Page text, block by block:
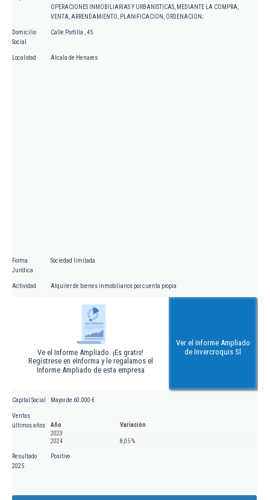
OPERACIONES INMOBILIARIAS Y URBANISTICAS, MEDIANTE LA COMPRA,
VENTA, ARRENDAMIENTO, PLANIFICACION, ORDENACION;
Domicilio
Social
Calle Portilla , 45
Localidad Alcala de Henares
Forma
Jurídica
Sociedad limitada
Actividad Alquiler de bienes inmobiliarios por cuenta propia
Ve el Informe Ampliado. ¡Es gratis!
Regístrese en eInforma y le regalamos el
Informe Ampliado de esta empresa
Ver el Informe Ampliado
de Invercroquis Sl
Capital Social Mayor de 60.000 €
Ventas
últimos años
Año
Variación
2023
2024
8,05 %
Resultado
2025
Positivo